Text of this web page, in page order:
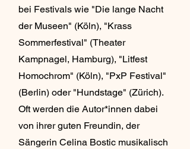
bei Festivals wie "Die lange Nacht
der Museen" (Köln), "Krass
Sommerfestival" (Theater
Kampnagel, Hamburg), "Litfest
Homochrom" (Köln), "PxP Festival"
(Berlin) oder "Hundstage" (Zürich).
Oft werden die Autor*innen dabei
von ihrer guten Freundin, der
Sängerin Celina Bostic musikalisch